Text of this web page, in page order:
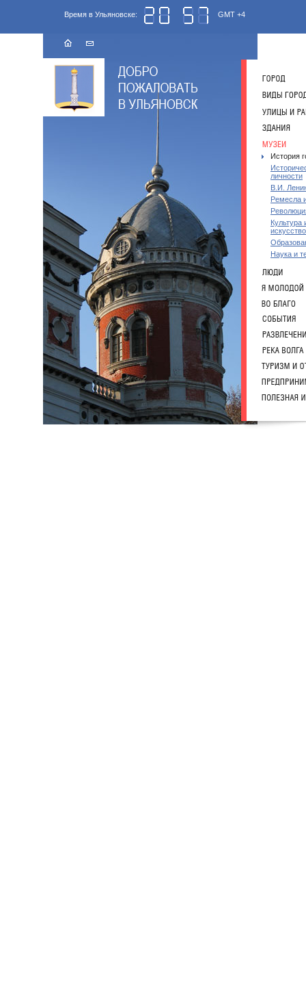
Время в Ульяновске: GMT +4
История
личности
В.И.
Ремесла
Культура
искусство
Наука и